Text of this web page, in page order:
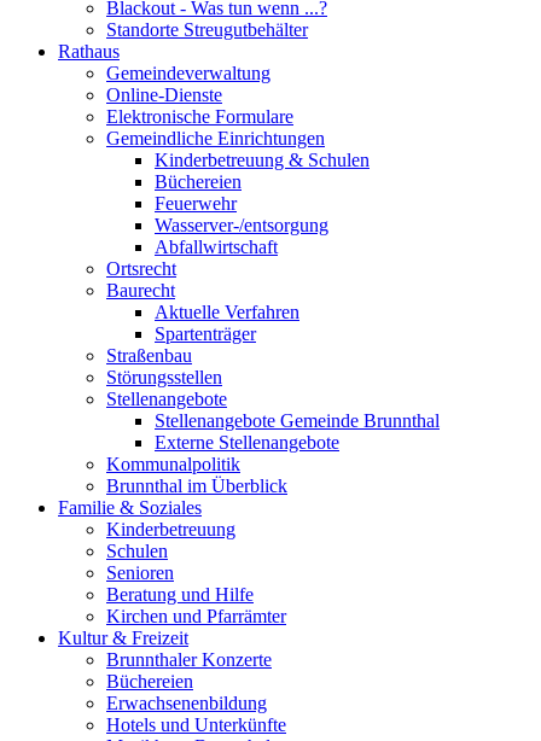
Blackout - Was tun wenn ...?
Standorte Streugutbehälter
Rathaus
Gemeindeverwaltung
Online-Dienste
Elektronische Formulare
Gemeindliche Einrichtungen
Kinderbetreuung & Schulen
Büchereien
Feuerwehr
Wasserver-/entsorgung
Abfallwirtschaft
Ortsrecht
Baurecht
Aktuelle Verfahren
Spartenträger
Straßenbau
Störungsstellen
Stellenangebote
Stellenangebote Gemeinde Brunnthal
Externe Stellenangebote
Kommunalpolitik
Brunnthal im Überblick
Familie & Soziales
Kinderbetreuung
Schulen
Senioren
Beratung und Hilfe
Kirchen und Pfarrämter
Kultur & Freizeit
Brunnthaler Konzerte
Büchereien
Erwachsenenbildung
Hotels und Unterkünfte